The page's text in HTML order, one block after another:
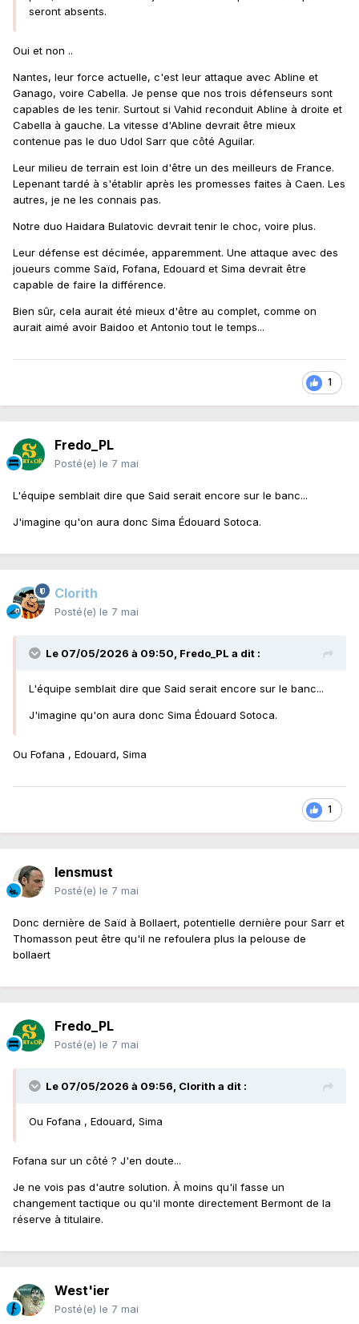
Vous l'avez vu,
Maximin à mettre le but contre Brest, ce n'est
pas moi qui ai choisi qu'Ismaëlo Ganiou
marque de la tête contre Toulouse pour qu'on
gagne 3-2 à la 94e. Je suis aussi conscient
de ces choses-là et pour moi, ça limite
l'importance qu'on donne à l'unité alors
qu'on est dans quelque chose de beaucoup
(L'Equipe)
seront absents.
Oui et non ..
Nantes, leur force actuelle, c'est leur attaque avec Abline et
Ganago, voire Cabella. Je pense que nos trois défenseurs sont
capables de les tenir. Surtout si Vahid reconduit Abline à droite et
Cabella à gauche. La vitesse d'Abline devrait être mieux
contenue pas le duo Udol Sarr que côté Aguilar.
Leur milieu de terrain est loin d'être un des meilleurs de France.
Lepenant tardé à s'établir après les promesses faites à Caen. Les
autres, je ne les connais pas.
Notre duo Haidara Bulatovic devrait tenir le choc, voire plus.
Leur défense est décimée, apparemment. Une attaque avec des
joueurs comme Saïd, Fofana, Edouard et Sima devrait être
capable de faire la différence.
Bien sûr, cela aurait été mieux d'être au complet, comme on
aurait aimé avoir Baidoo et Antonio tout le temps...
1
Fredo_PL
Posté(e) le 7 mai
L'équipe semblait dire que Said serait encore sur le banc...
J'imagine qu'on aura donc Sima Édouard Sotoca.
Clorith
Posté(e) le 7 mai
Le 07/05/2026 à 09:50, Fredo_PL a dit :
L'équipe semblait dire que Said serait encore sur le banc...
J'imagine qu'on aura donc Sima Édouard Sotoca.
Ou Fofana , Edouard, Sima
1
lensmust
Posté(e) le 7 mai
Donc dernière de Saïd à Bollaert, potentielle dernière pour Sarr et
Thomasson peut être qu'il ne refoulera plus la pelouse de
bollaert
Fredo_PL
Posté(e) le 7 mai
Le 07/05/2026 à 09:56, Clorith a dit :
Ou Fofana , Edouard, Sima
Fofana sur un côté ? J'en doute...
Je ne vois pas d'autre solution. À moins qu'il fasse un
changement tactique ou qu'il monte directement Bermont de la
réserve à titulaire.
West'ier
Posté(e) le 7 mai